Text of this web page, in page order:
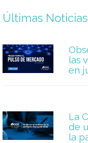
Últimas
las
en
La
de
la